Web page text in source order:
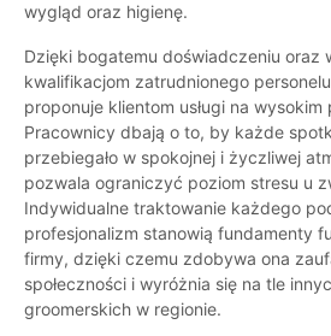
wygląd oraz higienę.
Dzięki bogatemu doświadczeniu oraz
kwalifikacjom zatrudnionego
proponuje klientom usługi na wysokim
Pracownicy dbają o to, by każde
przebiegało w spokojnej i życzliwej
pozwala ograniczyć poziom stresu u
Indywidualne traktowanie każdego
profesjonalizm stanowią fundamenty
firmy, dzięki czemu zdobywa ona
społeczności i wyróżnia się na tle
groomerskich w regionie.